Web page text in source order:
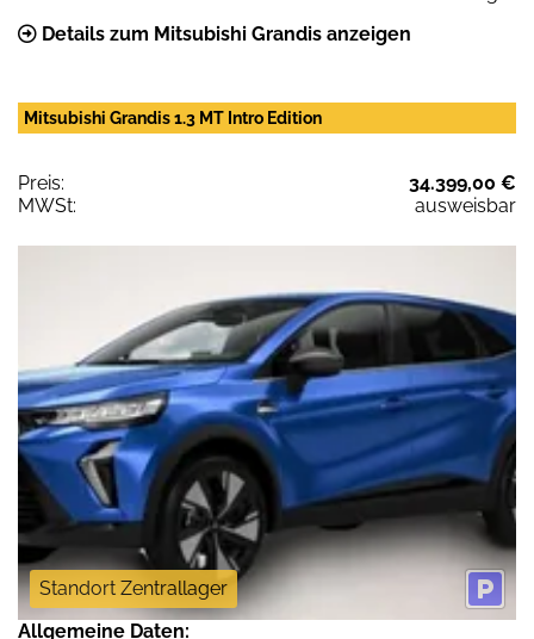
Details zum Mitsubishi Grandis anzeigen
Mitsubishi Grandis 1.3 MT Intro Edition
Preis:
34.399,00 €
MWSt:
ausweisbar
Standort Zentrallager
Allgemeine Daten: